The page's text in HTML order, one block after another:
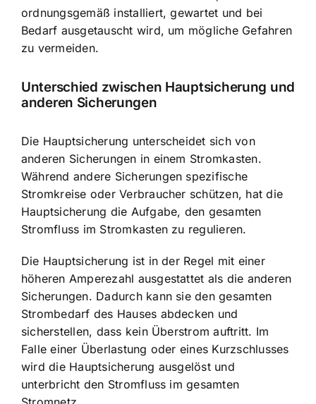
ordnungsgemäß installiert, gewartet und bei
Bedarf ausgetauscht wird, um mögliche Gefahren
zu vermeiden.
Unterschied zwischen Hauptsicherung und
anderen Sicherungen
Die Hauptsicherung unterscheidet sich von
anderen Sicherungen in einem Stromkasten.
Während andere Sicherungen spezifische
Stromkreise oder Verbraucher schützen, hat die
Hauptsicherung die Aufgabe, den gesamten
Stromfluss im Stromkasten zu regulieren.
Die Hauptsicherung ist in der Regel mit einer
höheren Amperezahl ausgestattet als die anderen
Sicherungen. Dadurch kann sie den gesamten
Strombedarf des Hauses abdecken und
sicherstellen, dass kein Überstrom auftritt. Im
Falle einer Überlastung oder eines Kurzschlusses
wird die Hauptsicherung ausgelöst und
unterbricht den Stromfluss im gesamten